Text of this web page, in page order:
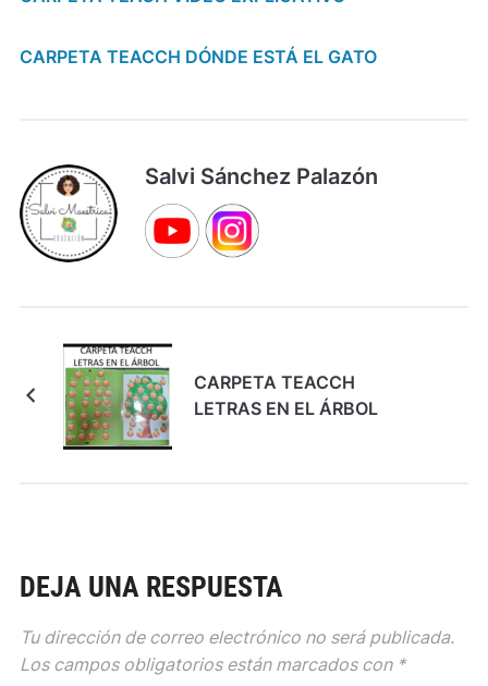
CARPETA TEACCH DÓNDE ESTÁ EL GATO
Salvi Sánchez Palazón
CARPETA TEACCH
LETRAS EN EL ÁRBOL
DEJA UNA RESPUESTA
Tu dirección de correo electrónico no será publicada.
Los campos obligatorios están marcados con *